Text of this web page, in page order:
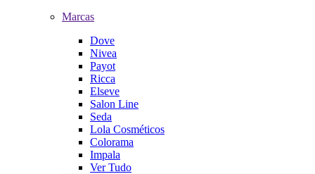
Marcas
Dove
Nivea
Payot
Ricca
Elseve
Salon Line
Seda
Lola Cosméticos
Colorama
Impala
Ver Tudo